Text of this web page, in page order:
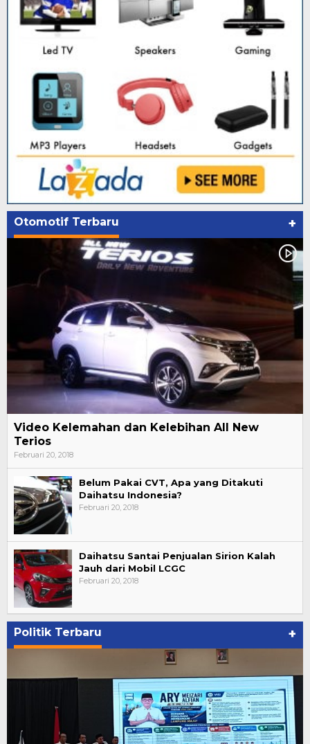
Otomotif Terbaru +
Video Kelemahan dan Kelebihan All New
Terios
Februari 20, 2018
Belum Pakai CVT, Apa yang Ditakuti
Daihatsu Indonesia?
Februari 20, 2018
Daihatsu Santai Penjualan Sirion Kalah
Jauh dari Mobil LCGC
Februari 20, 2018
Politik Terbaru +